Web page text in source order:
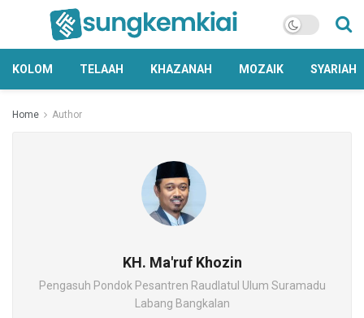
KOLOM TELAAH KHAZANAH MOZAIK SYARIAH
Home Author
KH. Ma'ruf Khozin
Pengasuh Pondok Pesantren Raudlatul Ulum Suramadu
Labang Bangkalan